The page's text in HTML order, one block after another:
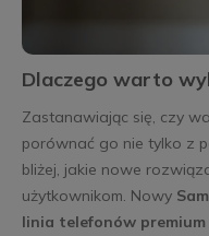
Dlaczego warto
Zastanawiając się, czy
porównać go nie tylko z
bliżej, jakie nowe
użytkownikom. Nowy
linia telefonów premium